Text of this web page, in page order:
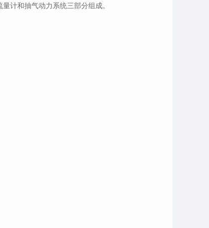
计和抽气动力系统三部分组成。